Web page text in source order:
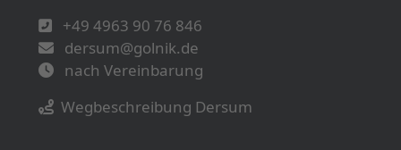
+49 4963 90 76 846
dersum@golnik.de
nach Vereinbarung
Wegbeschreibung Dersum